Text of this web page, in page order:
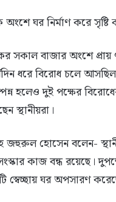
ঘর নির্মাণ করে সৃষ্টি
সকাল বাজার অংশে
ধরে বিরোধ চলে
হলেও দুই পক্ষের
স্থানীয়রা।
জহুরুল হোসেন বলেন-
কাজ বন্ধ রয়েছে।
স্বেচ্ছায় ঘর অপসারণ